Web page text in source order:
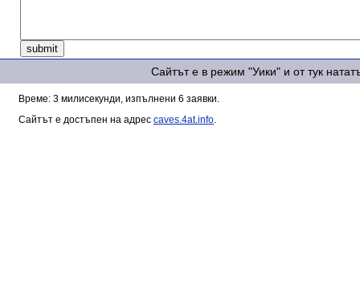
Сайтът е в режим "Уики" и от тук
Време: 3 милисекунди, изпълнени 6 заявки.
Сайтът е достъпен на адрес caves.4at.info.